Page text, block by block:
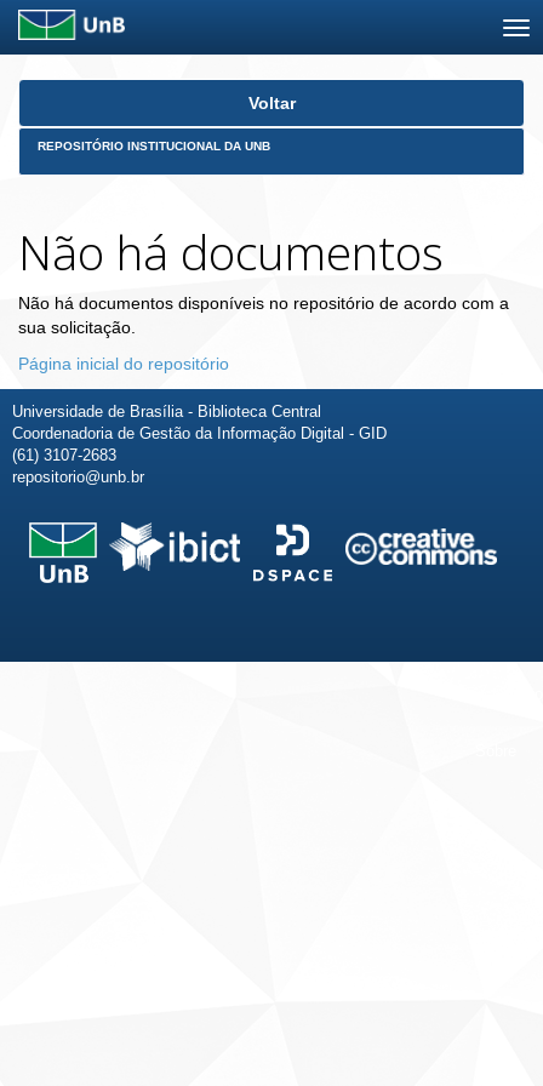
Skip
Voltar
REPOSITÓRIO INSTITUCIONAL DA UNB
Não há documentos
Não há documentos disponíveis no repositório de acordo com a
sua solicitação.
Página inicial do repositório
Universidade de Brasília - Biblioteca Central
Coordenadoria de Gestão da Informação Digital - GID
(61) 3107-2683
repositorio@unb.br